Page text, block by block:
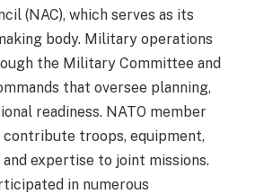
(NAC), which serves as its
body. Military operations
the Military Committee and
that oversee planning,
readiness. NATO member
troops, equipment,
expertise to joint missions.
in numerous